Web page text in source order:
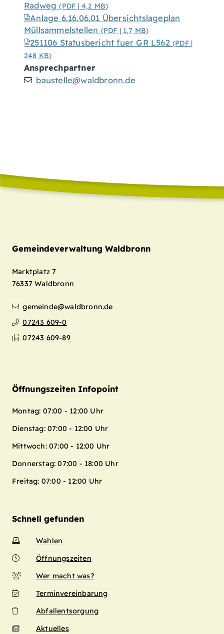
Radweg(PDF | 4,2 MB)
Anlage 6.16.06.01 Übersichtslageplan
Müllsammelstellen (PDF | 1,7 MB)
251106 Statusbericht fuer GR L562(PDF |
248 KB)
Ansprechpartner
baustelle@waldbronn.de
Gemeindeverwaltung Waldbronn
Marktplatz 7
76337 Waldbronn
gemeinde@waldbronn.de
07243 609-0
07243 609-89
Öffnungszeiten Infopoint
Montag: 07:00 - 12:00 Uhr
Dienstag: 07:00 - 12:00 Uhr
Mittwoch: 07:00 - 12:00 Uhr
Donnerstag: 07:00 - 18:00 Uhr
Freitag: 07:00 - 12:00 Uhr
Schnell gefunden
Wahlen
Öffnungszeiten
Wer macht was?
Terminvereinbarung
Abfallentsorgung
Aktuelles